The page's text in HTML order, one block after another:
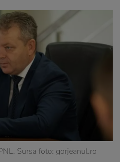
Sursa foto: gorjeanul.ro